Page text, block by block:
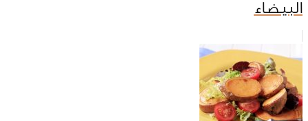
البيضاء